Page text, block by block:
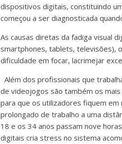
dispositivos digitais, constituindo
começou a ser diagnosticada
As causas diretas da fadiga visual
smartphones, tablets, televisões),
dificuldade em focar, lacrimejar
Além dos profissionais que
de videojogos são também os
para que os utilizadores fiquem
prolongado de trabalho a uma
18 e os 34 anos passam nove
digitais cria stress no sistema